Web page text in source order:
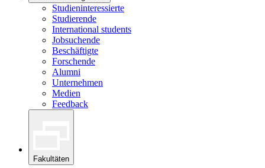
Studieninteressierte
Studierende
International students
Jobsuchende
Beschäftigte
Forschende
Alumni
Unternehmen
Medien
Feedback
Fakultäten